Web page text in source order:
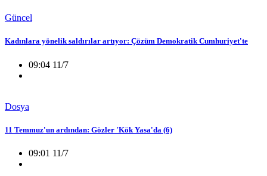
Güncel
Kadınlara yönelik saldırılar artıyor: Çözüm Demokratik Cumhuriyet'te
09:04 11/7
Dosya
11 Temmuz'un ardından: Gözler 'Kök Yasa'da (6)
09:01 11/7